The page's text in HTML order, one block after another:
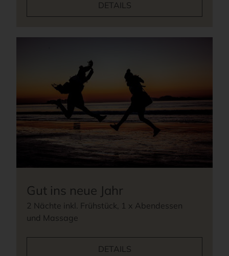
DETAILS
Gut ins neue Jahr
2 Nächte inkl. Frühstück, 1 x Abendessen
und Massage
DETAILS